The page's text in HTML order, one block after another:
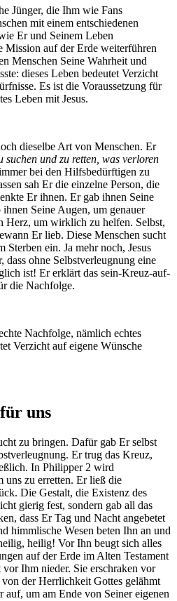
Jünger, die Ihm wie Fans
mit einem entschiedenen
Er und Seinem Leben
Mission auf der Erde weiterführen
Menschen Seine Wahrheit und
dieses Leben bedeutet Verzicht
Es ist die Voraussetzung für
Leben mit Jesus.
dieselbe Art von Menschen. Er
suchen und zu retten, was verloren
bei den Hilfsbedürftigen zu
sah Er die einzelne Person, die
Er ihnen. Er gab ihnen Seine
Seine Augen, um genauer
Herz, um wirklich zu helfen. Selbst,
Er lieb. Diese Menschen sucht
Sterben ein. Ja mehr noch, Jesus
dass ohne Selbstverleugnung eine
ist! Er erklärt das sein-Kreuz-auf-
die Nachfolge.
Nachfolge, nämlich echtes
Verzicht auf eigene Wünsche
uns
zu bringen. Dafür gab Er selbst
Er trug das Kreuz,
In Philipper 2 wird
uns zu erretten. Er ließ die
Die Gestalt, die Existenz des
gierig fest, sondern gab all das
dass Er Tag und Nacht angebetet
himmlische Wesen beten Ihn an und
heilig! Vor Ihn beugt sich alles
auf der Erde im Alten Testament
Ihm nieder. Sie erschraken vor
der Herrlichkeit Gottes gelähmt
um am Ende von Seiner eigenen